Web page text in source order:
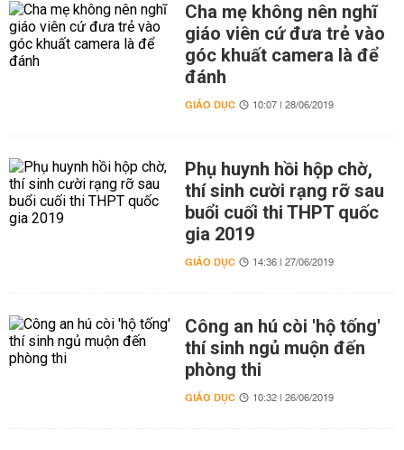
Cha mẹ không nên nghĩ
giáo viên cứ đưa trẻ vào
góc khuất camera là để
đánh
GIÁO DỤC 10:07 | 28/06/2019
Phụ huynh hồi hộp chờ,
thí sinh cười rạng rỡ sau
buổi cuối thi THPT quốc
gia 2019
GIÁO DỤC 14:36 | 27/06/2019
Công an hú còi 'hộ tống'
thí sinh ngủ muộn đến
phòng thi
GIÁO DỤC 10:32 | 26/06/2019